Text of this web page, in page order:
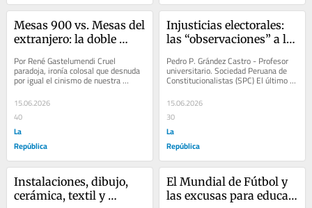
Mesas 900 vs. Mesas del
extranjero: la doble
Por René Gastelumendi Cruel
paradoja, ironía colosal que desnuda
por igual el cinismo de nuestra
derecha radical y de nuestra izquierda
ideológica....
15.06.2026
40
La
República
Injusticias electorales:
las “observaciones” a la
Pedro P. Grández Castro - Profesor
universitario. Sociedad Peruana de
Constitucionalistas (SPC) El último
sábado participé en un coloquio...
15.06.2026
30
La
República
Instalaciones, dibujo,
cerámica, textil y
El Mundial de Fútbol y
las excusas para educar